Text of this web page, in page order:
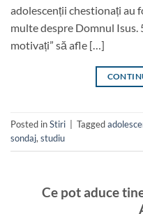
adolescenții chestionați au
multe despre Domnul Isus.
motivați” să afle […]
Posted inStiri Tagged
sondaj, studiu
Ce pot aduce